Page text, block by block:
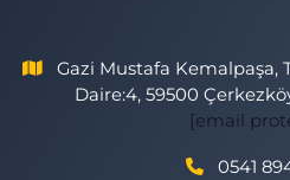
Gazi Mustafa Kemalpaşa,
Daire:4, 59500
[email
0541